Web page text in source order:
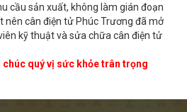
cầu sản xuất, không làm gián đoạn
nên cân điện tử Phúc Trương đã mở
kỹ thuật và sửa chữa cân điện tử
quý vị sức khỏe trân trọng